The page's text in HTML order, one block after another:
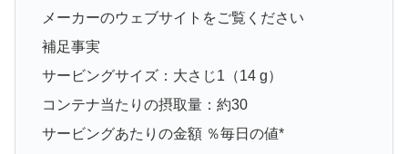
メーカーのウェブサイトをご覧ください
補足事実
サービングサイズ：大さじ1（14 g）
コンテナ当たりの摂取量：約30
サービングあたりの金額 ％毎日の値*